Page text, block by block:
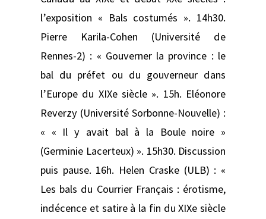
l’exposition « Bals costumés ». 14h30.
Pierre Karila-Cohen (Université de
Rennes-2) : « Gouverner la province : le
bal du préfet ou du gouverneur dans
l’Europe du XIXe siècle ». 15h. Eléonore
Reverzy (Université Sorbonne-Nouvelle) :
« « Il y avait bal à la Boule noire »
(Germinie Lacerteux) ». 15h30. Discussion
puis pause. 16h. Helen Craske (ULB) : «
Les bals du Courrier Français : érotisme,
indécence et satire à la fin du XIXe siècle